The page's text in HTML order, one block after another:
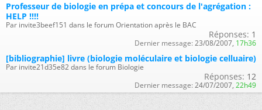
Professeur de biologie en prépa et concours de l'agrégation :
HELP !!!!
Par invite3beef151 dans le forum Orientation après le BAC
Réponses: 1
Dernier message: 23/08/2007, 17h36
[bibliographie] livre (biologie moléculaire et biologie celluaire)
Par invite21d35e82 dans le forum Biologie
Réponses: 12
Dernier message: 24/07/2007, 22h49